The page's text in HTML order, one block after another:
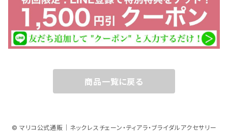
ペンダント チェーン
パーツ
ダブルクリップ
リング
ブレスレット 修理
チェーン 絡み 修理
商品一覧に戻る
© マリコ公式通販｜ネックレスチェーン・ティアラ・ブライダルアクセサリー